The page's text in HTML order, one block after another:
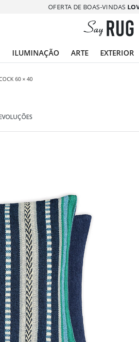
OFERTA DE BOAS-VINDAS
ILUMINAÇÃO ARTE EXTERIOR
60 × 40